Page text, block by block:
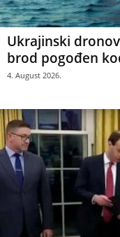
Ukrajinski
brod pogođen
4. August 2026.